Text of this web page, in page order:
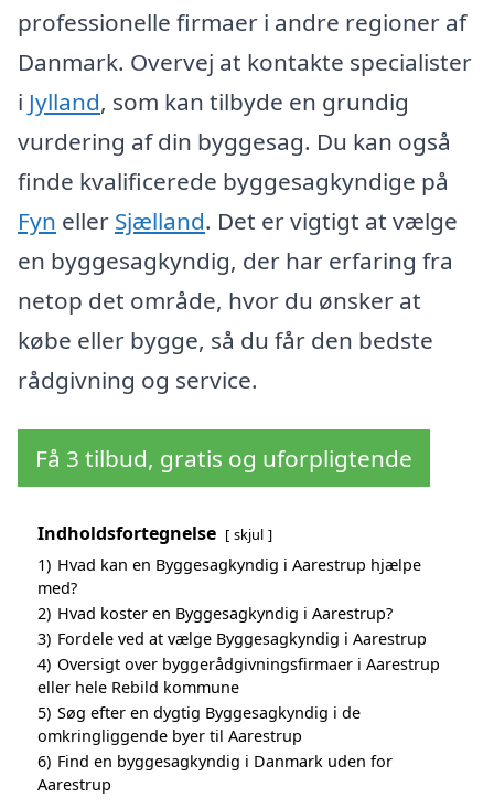
professionelle firmaer i andre regioner af
Danmark. Overvej at kontakte specialister
i Jylland, som kan tilbyde en grundig
vurdering af din byggesag. Du kan også
finde kvalificerede byggesagkyndige på
Fyn eller Sjælland. Det er vigtigt at vælge
en byggesagkyndig, der har erfaring fra
netop det område, hvor du ønsker at
købe eller bygge, så du får den bedste
rådgivning og service.
Få 3 tilbud, gratis og uforpligtende
Indholdsfortegnelse skjul
1) Hvad kan en Byggesagkyndig i Aarestrup hjælpe
med?
2) Hvad koster en Byggesagkyndig i Aarestrup?
3) Fordele ved at vælge Byggesagkyndig i Aarestrup
4) Oversigt over byggerådgivningsfirmaer i Aarestrup
eller hele Rebild kommune
5) Søg efter en dygtig Byggesagkyndig i de
omkringliggende byer til Aarestrup
6) Find en byggesagkyndig i Danmark uden for
Aarestrup